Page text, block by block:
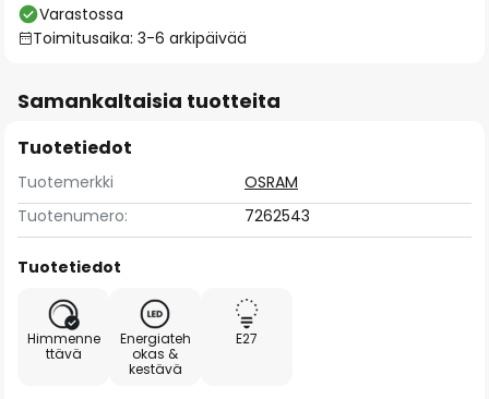
Varastossa
Toimitusaika: 3-6 arkipäivää
Samankaltaisia tuotteita
Tuotetiedot
Tuotemerkki
OSRAM
Tuotenumero:
7262543
Tuotetiedot
Himmenne
ttävä
Energiateh
okas &
kestävä
E27